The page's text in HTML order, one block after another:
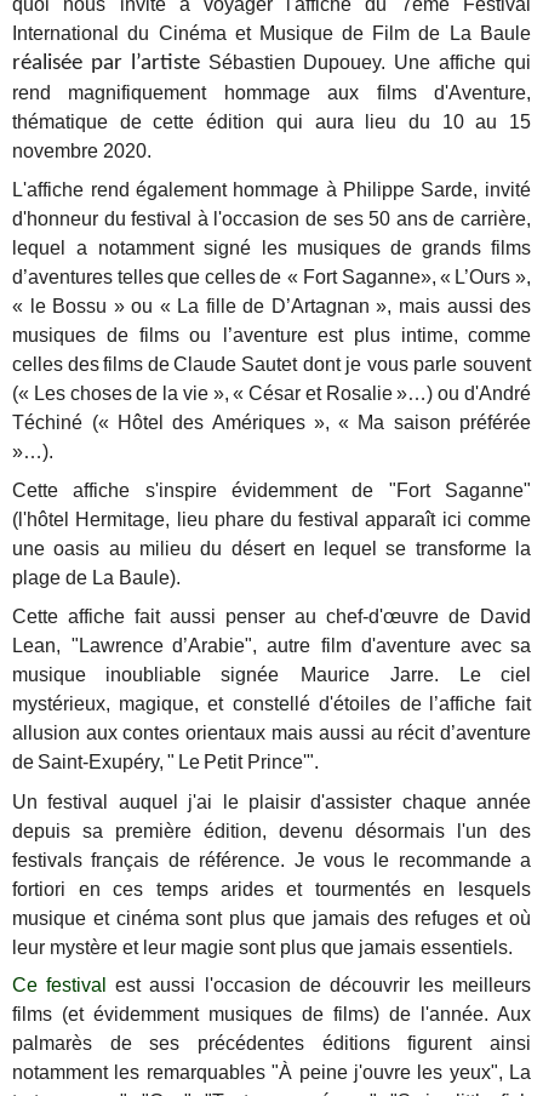
quoi nous invite à voyager l'affiche du 7ème Festival
International du Cinéma et Musique de Film de La Baule
réalisée par l’artiste Sébastien Dupouey. Une affiche qui
rend magnifiquement hommage aux films d'Aventure,
thématique de cette édition qui aura lieu du 10 au 15
novembre 2020.
L'affiche rend également hommage à Philippe Sarde, invité
d'honneur du festival à l'occasion de ses 50 ans de carrière,
lequel a notamment signé les musiques de grands films
d’aventures telles que celles de « Fort Saganne», « L’Ours »,
«
le Bossu » ou « La fille de D’Artagnan », mais aussi des
musiquesde films ou l’aventure est plus intime, comme
celles des films de Claude Sautet dont je vous parle souvent
(« Les choses de la vie », « César et Rosalie »…) ou d'André
Téchiné (« Hôtel des Amériques », « Ma saison préférée
»…).
Cette affiche s'inspire évidemment de "Fort Saganne"
(l'hôtel Hermitage, lieu phare du festival apparaît ici comme
une oasis au milieu du désert en lequel se transforme la
plage de La Baule).
Cette affiche fait aussi penser au chef-d'œuvre de David
Lean, "Lawrence d’Arabie", autre film d'aventure avec sa
musique
inoubliable signée Maurice Jarre. Le
ciel
mystérieux, magique, et constelléd'étoiles de
l’affiche fait
allusion aux contes orientaux mais aussi au récit d’aventure
de Saint-Exupéry, " Le Petit Prince'".
Un festival auquel j'ai le plaisir d'assister chaque année
depuis sa première édition, devenu désormais l'un des
festivals français de référence. Je vous le recommande a
fortiori en ces temps arides et tourmentés en lesquels
musique et cinéma sont plus que jamais des refuges et où
leur mystère et leur magie sont plus que jamais essentiels.
Ce festivalest aussi l'occasion de découvrir les meilleurs
films (et évidemment musiques de films) de l'année. Aux
palmarès de ses précédentes éditions figurent ainsi
notamment les remarquables "À peine j'ouvre les yeux", La